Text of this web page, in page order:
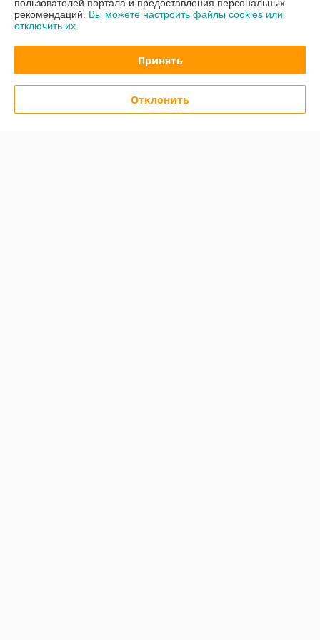
Сегодня работает с 09:00 до 16:00
Показать весь график работы
5 отзывов за всё время
26.01.2019
Покупатель
пользователей портала и предоставления персональных
рекомендаций. Вы можете настроить файлы cookies или
отключить их.
Принять
Отклонить